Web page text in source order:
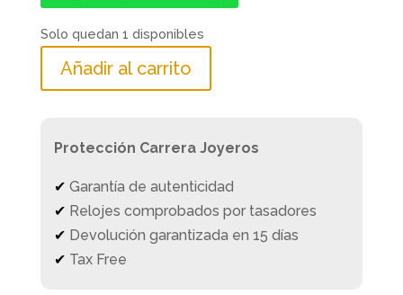
Solo quedan 1 disponibles
Añadir al carrito
Protección Carrera Joyeros
✔ Garantía de autenticidad
✔ Relojes comprobados por tasadores
✔ Devolución garantizada en 15 días
✔ Tax Free